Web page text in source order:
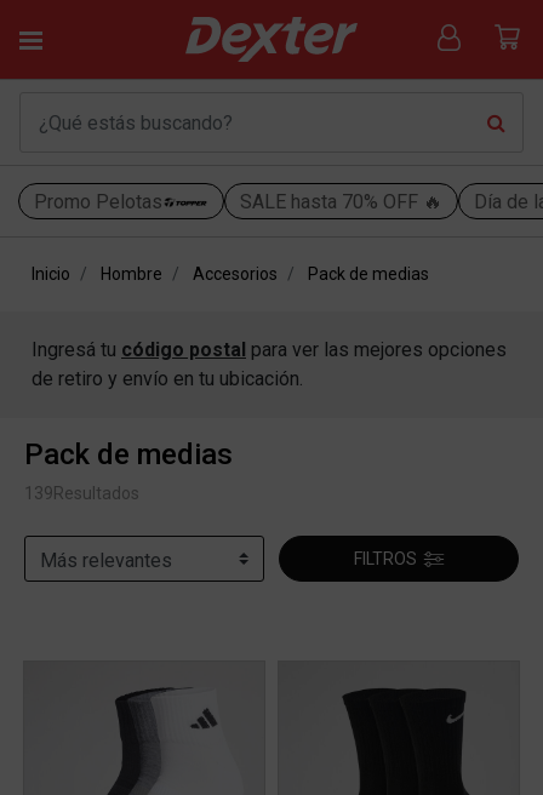
Promo Pelotas SALE hasta 70% OFF 🔥 Día de
Inicio Hombre Accesorios Pack de medias
Ingresá tu código postal para ver las mejores opciones
de retiro y envío en tu ubicación.
Pack de medias
139Resultados
FILTROS